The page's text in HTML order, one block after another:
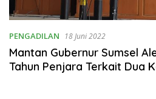
PENGADILAN 18 Juni 2022
Mantan Gubernur Sumsel
Tahun Penjara Terkait Dua